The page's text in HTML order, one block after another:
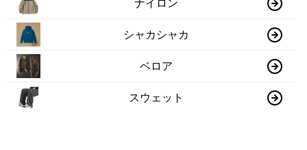
ナイロン
シャカシャカ
ベロア
スウェット